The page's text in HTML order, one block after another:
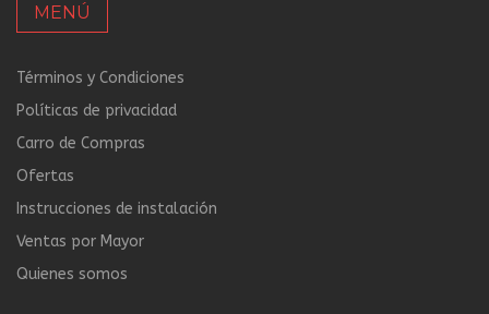
MENÚ
Términos y Condiciones
Políticas de privacidad
Carro de Compras
Ofertas
Instrucciones de instalación
Ventas por Mayor
Quienes somos